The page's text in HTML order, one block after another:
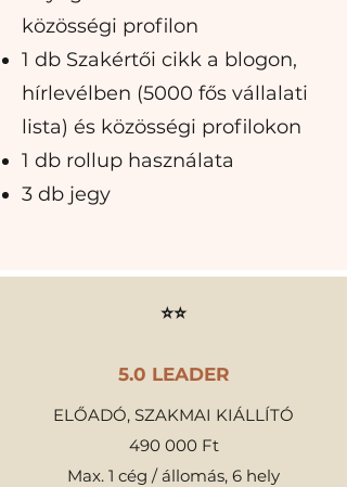
közösségi profilon
1 db Szakértői cikk a blogon,
hírlevélben (5000 fős vállalati
lista) és közösségi profilokon
1 db rollup használata
3 db jegy
⭐⭐
5.0 LEADER
ELŐADÓ, SZAKMAI KIÁLLÍTÓ
490 000 Ft
Max. 1 cég / állomás, 6 hely